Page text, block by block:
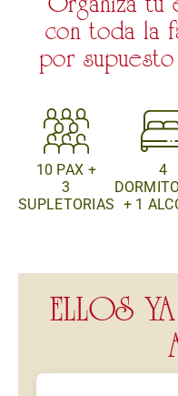
con toda la
por supuesto
10 PAX +
3
SUPLETORIAS
4
+ 1
ELLOS